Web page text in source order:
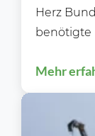
Herz
benötigte
Mehr